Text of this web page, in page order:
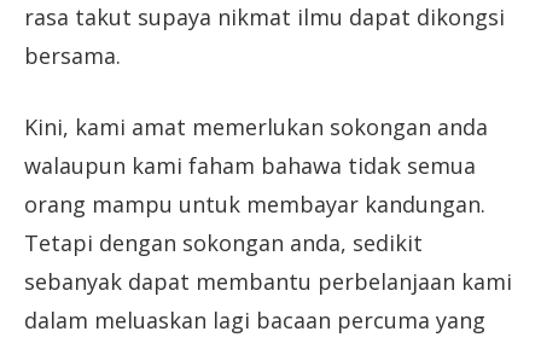
rasa takut supaya nikmat ilmu dapat dikongsi
bersama.
Kini, kami amat memerlukan sokongan anda
walaupun kami faham bahawa tidak semua
orang mampu untuk membayar kandungan.
Tetapi dengan sokongan anda, sedikit
sebanyak dapat membantu perbelanjaan kami
dalam meluaskan lagi bacaan percuma yang